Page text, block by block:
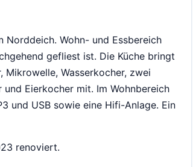
Norddeich. Wohn- und Essbereich
gefliest ist. Die Küche bringt
Mikrowelle, Wasserkocher, zwei
Eierkocher mit. Im Wohnbereich
und USB sowie eine Hifi-Anlage. Ein
renoviert.